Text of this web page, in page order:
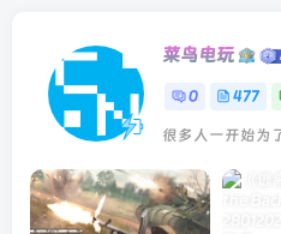
菜鸟电玩
0 477
很多人一开始为